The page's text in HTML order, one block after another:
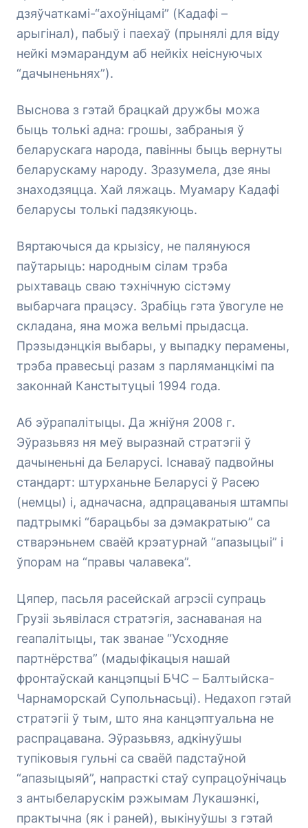
дзяўчаткамі-“ахоўніцамі” (Кадафі –
арыгінал), пабыў і паехаў (прынялі для віду
нейкі мэмарандум аб нейкіх неіснуючых
“дачыненьнях”).
Выснова з гэтай брацкай дружбы можа
быць толькі адна: грошы, забраныя ў
беларускага народа, павінны быць вернуты
беларускаму народу. Зразумела, дзе яны
знаходзяцца. Хай ляжаць. Муамару Кадафі
беларусы толькі падзякуюць.
Вяртаючыся да крызісу, не палянуюся
паўтарыць: народным сілам трэба
рыхтаваць сваю тэхнічную сістэму
выбарчага працэсу. Зрабіць гэта ўвогуле не
складана, яна можа вельмі прыдасца.
Прэзыдэнцкія выбары, у выпадку перамены,
трэба правесьці разам з парляманцкімі па
законнай Канстытуцыі 1994 года.
Аб эўрапалітыцы. Да жніўня 2008 г.
Эўразьвяз ня меў выразнай стратэгіі ў
дачыненьні да Беларусі. Існаваў падвойны
стандарт: штурханьне Беларусі ў Расею
(немцы) і, адначасна, адпрацаваныя штампы
падтрымкі “барацьбы за дэмакратыю” са
стварэньнем сваёй крэатурнай “апазыцыі” і
ўпорам на “правы чалавека”.
Цяпер, пасьля расейскай агрэсіі супраць
Грузіі зьявілася стратэгія, заснаваная на
геапалітыцы, так званае “Усходняе
партнёрства” (мадыфікацыя нашай
фронтаўскай канцэпцыі БЧС – Балтыйска-
Чарнаморскай Супольнасьці). Недахоп гэтай
стратэгіі ў тым, што яна канцэптуальна не
распрацавана. Эўразьвяз, адкінуўшы
тупіковыя гульні са сваёй падстаўной
“апазыцыяй”, напрасткі стаў супрацоўнічаць
з антыбеларускім рэжымам Лукашэнкі,
практычна (як і раней), выкінуўшы з гэтай